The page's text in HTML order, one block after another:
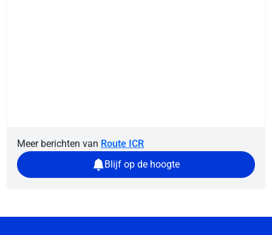
Meer berichten van Route ICR
Blijf op de hoogte